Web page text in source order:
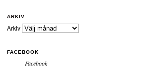
ARKIV
Arkiv
FACEBOOK
Facebook